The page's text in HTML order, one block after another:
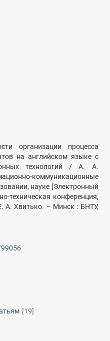
организации процесса
на английском языке с
технологий / А. А.
коммуникационные
науке [Электронный
техническая конференция,
А. Хвитько. – Минск : БНТУ,
[19]